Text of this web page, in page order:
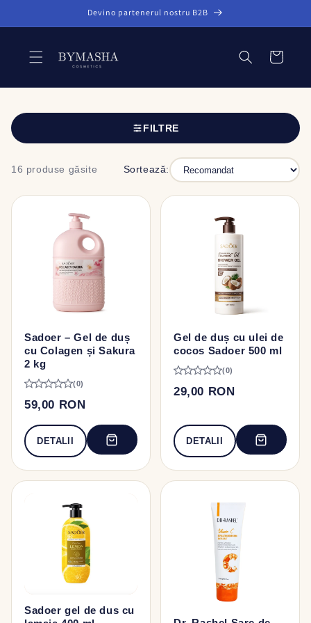
Devino partenerul nostru B2B
Coș
FILTRE
16 produse găsite Sortează:
Sadoer – Gel de duș
cu Colagen și Sakura
2 kg
(0)
59,00 RON
DETALII
Gel de duș cu ulei de
cocos Sadoer 500 ml
(0)
29,00 RON
DETALII
Sadoer gel de dus cu